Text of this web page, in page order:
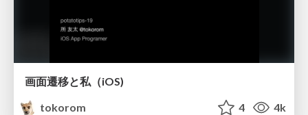
画面遷移と私（iOS)
tokorom
4 4k